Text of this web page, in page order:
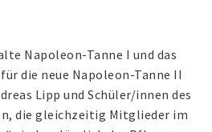
Napoleon-Tanne I und das
die neue Napoleon-Tanne II
Lipp und Schüler/innen des
die gleichzeitig Mitglieder im